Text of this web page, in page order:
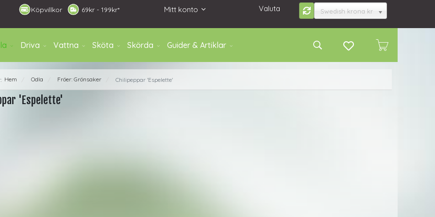
Mitt konto
69kr - 199kr*
Köpvillkor Valuta Swedish krona kr
Driva Vattna Sköta Skörda Guider & Artiklar
Hem Odla Fröer: Grönsaker Chilipeppar 'Espelette'
'Espelette'